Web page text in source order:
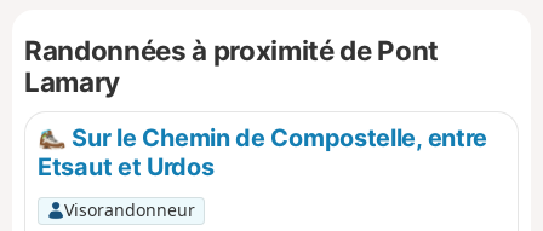
Randonnées à proximité de Pont
Lamary
Sur le Chemin de Compostelle, entre
Etsaut et Urdos
Visorandonneur